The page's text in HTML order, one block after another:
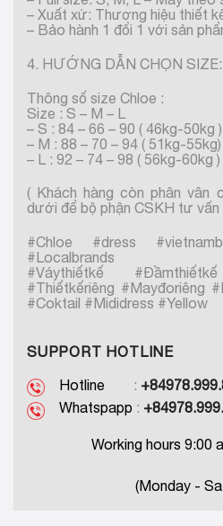
– Xuất xứ: Thương hiệu thiết
– Bảo hành 1 đổi 1 với sản
4. HƯỚNG DẪN CHỌN SIZE:
Thông số size Chloe :
Size : S – M – L
– S : 84 – 66 – 90 ( 46kg-50kg )
– M : 88 – 70 – 94 ( 51kg-55kg)
– L : 92 – 74 – 98 ( 56kg-60kg )
( Khách hàng còn phân vân
dưới để bộ phận CSKH tư vấn
#Chloe #dress
#Localbrands
#Váythiếtkế
#Thiếtkếriêng #Mayđoriêng
#Coktail #Mididress #Yellow
SUPPORT HOTLINE
Hotline :
Whatspapp :
Working hours 9:00
(Monday -